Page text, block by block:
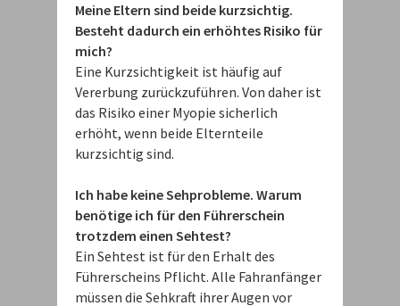
Meine Eltern sind beide kurzsichtig.
Besteht dadurch ein erhöhtes Risiko für
mich?
Eine Kurzsichtigkeit ist häufig auf
Vererbung zurückzuführen. Von daher ist
das Risiko einer Myopie sicherlich
erhöht, wenn beide Elternteile
kurzsichtig sind.
Ich habe keine Sehprobleme. Warum
benötige ich für den Führerschein
trotzdem einen Sehtest?
Ein Sehtest ist für den Erhalt des
Führerscheins Pflicht. Alle Fahranfänger
müssen die Sehkraft ihrer Augen vor